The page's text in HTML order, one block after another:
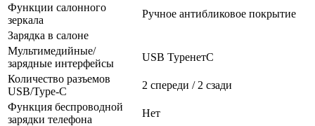
Функции салонного
зеркала
Ручное антибликовое покрытие
Зарядка в салоне
Мультимедийные/
зарядные интерфейсы
USB TypeнетC
Количество разъемов
USB/Type-C
2 спереди / 2 сзади
Функция беспроводной
зарядки телефона
Нет